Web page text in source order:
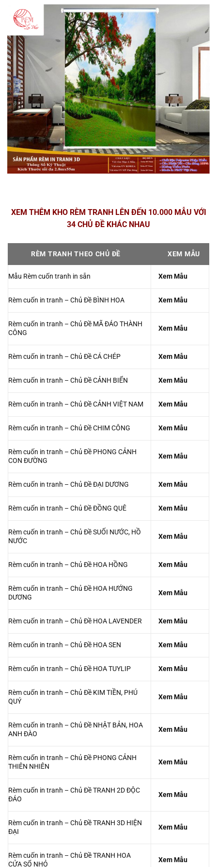
XEM THÊM KHO RÈM TRANH LÊN ĐẾN 10.000 MẪU VỚI
34 CHỦ ĐỀ KHÁC NHAU
RÈM TRANH THEO CHỦ ĐỀ XEM MẪU
Mẫu Rèm cuốn tranh in sẵn Xem Mẫu
Rèm cuốn in tranh – Chủ Đề BÌNH HOA Xem Mẫu
Rèm cuốn in tranh – Chủ Đề MÃ ĐÁO THÀNH
CÔNG
Xem Mẫu
Rèm cuốn in tranh – Chủ Đề CÁ CHÉP Xem Mẫu
Rèm cuốn in tranh – Chủ Đề CẢNH BIỂN Xem Mẫu
Rèm cuốn in tranh – Chủ Đề CẢNH VIỆT NAM Xem Mẫu
Rèm cuốn in tranh – Chủ Đề CHIM CÔNG Xem Mẫu
Rèm cuốn in tranh – Chủ Đề PHONG CẢNH
CON ĐƯỜNG
Xem Mẫu
Rèm cuốn in tranh – Chủ Đề ĐẠI DƯƠNG Xem Mẫu
Rèm cuốn in tranh – Chủ Đề ĐỒNG QUÊ Xem Mẫu
Rèm cuốn in tranh – Chủ Đề SUỐI NƯỚC, HỒ
NƯỚC
Xem Mẫu
Rèm cuốn in tranh – Chủ Đề HOA HỒNG Xem Mẫu
Rèm cuốn in tranh – Chủ Đề HOA HƯỚNG
DƯƠNG
Xem Mẫu
Rèm cuốn in tranh – Chủ Đề HOA LAVENDER Xem Mẫu
Rèm cuốn in tranh – Chủ Đề HOA SEN Xem Mẫu
Rèm cuốn in tranh – Chủ Đề HOA TUYLIP Xem Mẫu
Rèm cuốn in tranh – Chủ Đề KIM TIỀN, PHÚ
QUÝ
Xem Mẫu
Rèm cuốn in tranh – Chủ Đề NHẬT BẢN, HOA
ANH ĐÀO
Xem Mẫu
Rèm cuốn in tranh – Chủ Đề PHONG CẢNH
THIÊN NHIÊN
Xem Mẫu
Rèm cuốn in tranh – Chủ Đề TRANH 2D ĐỘC
ĐÁO
Xem Mẫu
Rèm cuốn in tranh – Chủ Đề TRANH 3D HIỆN
ĐẠI
Xem Mẫu
Rèm cuốn in tranh – Chủ Đề TRANH HOA
CỬA SỔ NHỎ
Xem Mẫu